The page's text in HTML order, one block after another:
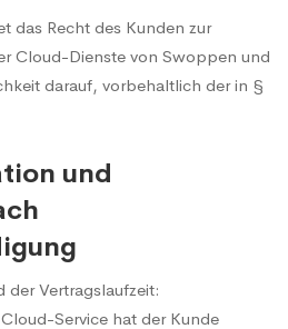
das Recht des Kunden zur
Cloud-Dienste von Swoppen und
darauf, vorbehaltlich der in §
und
der Vertragslaufzeit:
Service hat der Kunde